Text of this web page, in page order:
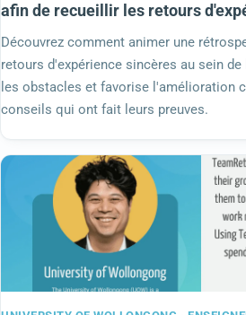
afin de recueillir les retours
Découvrez comment animer une
retours d'expérience sincères au sein
les obstacles et favorise l'amélioration
conseils qui ont fait leurs preuves.